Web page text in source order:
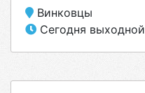
Винковцы
Сегодня выходной